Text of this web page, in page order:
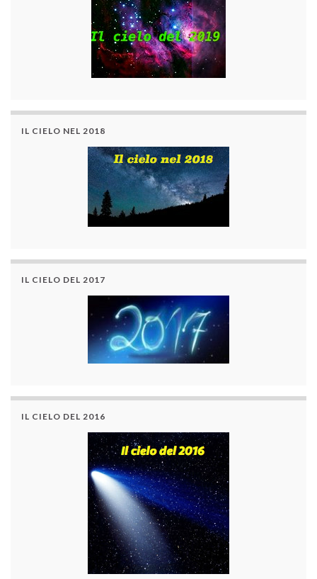
IL CIELO NEL 2018
IL CIELO DEL 2017
IL CIELO DEL 2016